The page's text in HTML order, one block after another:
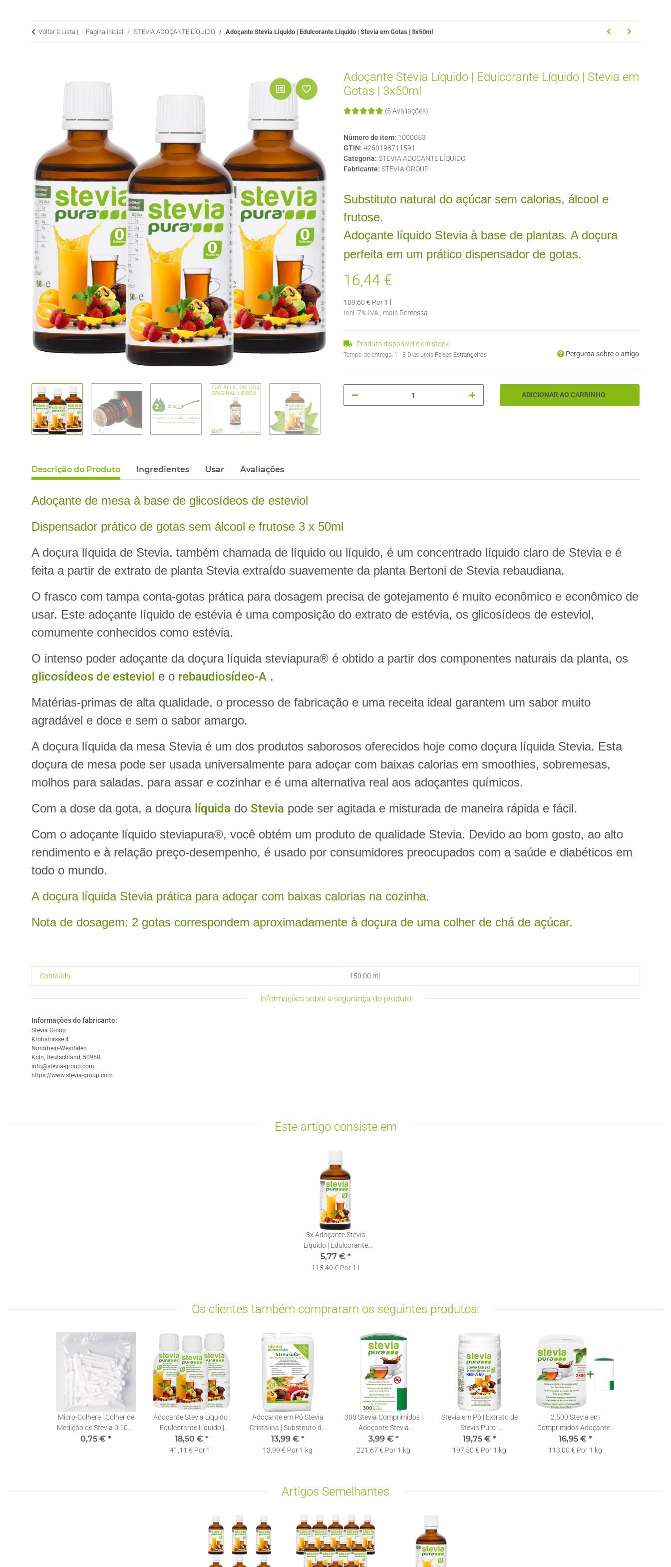
Voltar à Lista | Pagina Inicial STEVIA ADOÇANTE LÍQUIDO Adoçante Stevia Líquido | Edulcorante Líquido | Stevia em Gotas | 3x50ml
Adoçante Stevia Líquido | Edulcorante Líquido | Stevia em
Gotas | 3x50ml
(5 Avaliações)
Número de item: 1000053
GTIN: 4260198711591
Categoria: STEVIA ADOÇANTE LÍQUIDO
Fabricante: STEVIA GROUP
Substituto natural do açúcar sem calorias, álcool e
frutose.
Adoçante líquido Stevia à base de plantas. A doçura
perfeita em um prático dispensador de gotas.
16,44 €
109,60 € Por 1 l
Incl. 7% IVA , mais Remessa
Produto disponível e em stock
Tempo de entrega: 1 - 3 Dias úteis Países Estrangeiros Pergunta sobre o artigo
ADICIONAR AO CARRINHO
Descrição do Produto Ingredientes Usar Avaliações
Adoçante de mesa à base de glicosídeos de esteviol
Dispensador prático de gotas sem álcool e frutose 3 x 50ml
A doçura líquida de Stevia, também chamada de líquido ou líquido, é um concentrado líquido claro de Stevia e é
feita a partir de extrato de planta Stevia extraído suavemente da planta Bertoni de Stevia rebaudiana.
O frasco com tampa conta-gotas prática para dosagem precisa de gotejamento é muito econômico e econômico de
usar. Este adoçante líquido de estévia é uma composição do extrato de estévia, os glicosídeos de esteviol,
comumente conhecidos como estévia.
O intenso poder adoçante da doçura líquida steviapura® é obtido a partir dos componentes naturais da planta, os
glicosídeos de esteviol e o rebaudiosídeo-A .
Matérias-primas de alta qualidade, o processo de fabricação e uma receita ideal garantem um sabor muito
agradável e doce e sem o sabor amargo.
A doçura líquida da mesa Stevia é um dos produtos saborosos oferecidos hoje como doçura líquida Stevia. Esta
doçura de mesa pode ser usada universalmente para adoçar com baixas calorias em smoothies, sobremesas,
molhos para saladas, para assar e cozinhar e é uma alternativa real aos adoçantes químicos.
Com a dose da gota, a doçura líquida do Stevia pode ser agitada e misturada de maneira rápida e fácil.
Com o adoçante líquido steviapura®, você obtém um produto de qualidade Stevia. Devido ao bom gosto, ao alto
rendimento e à relação preço-desempenho, é usado por consumidores preocupados com a saúde e diabéticos em
todo o mundo.
A doçura líquida Stevia prática para adoçar com baixas calorias na cozinha.
Nota de dosagem: 2 gotas correspondem aproximadamente à doçura de uma colher de chá de açúcar.
#productDetails.itemInformation#
#productDetails.itemValue#
Conteúdo: 150,00 ml
Informações sobre a segurança do produto
Informações do fabricante:
Stevia Group
Krohstrasse 4
Nordrhein-Westfalen
Köln, Deutschland, 50968
info@stevia-group.com
https://www.stevia-group.com
Este artigo consiste em
3x Adoçante Stevia
Líquido | Edulcorante
Líquido | Stevia em Gotas
| 50ml
5,77 € *
115,40 € Por 1 l
Os clientes também compraram os seguintes produtos:
Micro-Colhere | Colher de
Medição de Stevia 0,10ml
| 1 Unidade
0,75 € *
Adoçante Stevia Líquido |
Edulcorante Líquido |
Stevia em Gotas |
3x150ml
18,50 € *
41,11 € Por 1 l
Adoçante em Pó Stevia
Cristalina | Substituto do
Açúcar | Adoçante com
Eritritol e Stevia | 1kg
13,99 € *
13,99 € Por 1 kg
300 Stevia Comprimidos |
Adoçante Stevia
Doseador | Recarregável |
Pastilhas de Stevia
3,99 € *
221,67 € Por 1 kg
Stevia em Pó | Extrato de
Stevia Puro |
Rebaudiosideo A 60% |
Colher Doseadora
19,75 € *
197,50 € Por 1 kg
2.500 Stevia em
Comprimidos Adoçante |
Recarga | Pastilhas de
Stevia + Doseador
16,95 € *
113,00 € Por 1 kg
Artigos Semelhantes